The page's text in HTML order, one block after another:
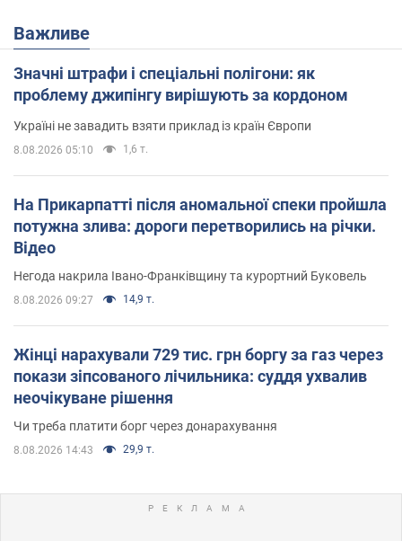
Важливе
Значні штрафи і спеціальні полігони: як
проблему джипінгу вирішують за кордоном
Україні не завадить взяти приклад із країн Європи
8.08.2026 05:10 1,6 т.
На Прикарпатті після аномальної спеки пройшла
потужна злива: дороги перетворились на річки.
Відео
Негода накрила Івано-Франківщину та курортний Буковель
8.08.2026 09:27 14,9 т.
Жінці нарахували 729 тис. грн боргу за газ через
покази зіпсованого лічильника: суддя ухвалив
неочікуване рішення
Чи треба платити борг через донарахування
8.08.2026 14:43 29,9 т.